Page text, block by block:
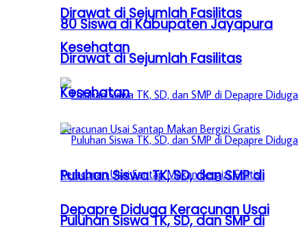
Dirawat di Sejumlah Fasilitas
Kesehatan
Puluhan Siswa TK, SD, dan SMP di
Depapre Diduga Keracunan Usai
80 Siswa di Kabupaten Jayapura
Dirawat di Sejumlah Fasilitas
Kesehatan
Puluhan Siswa TK, SD, dan SMP di